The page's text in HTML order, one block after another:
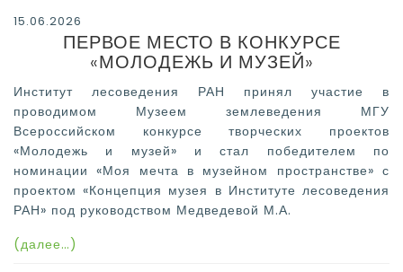
15.06.2026
ПЕРВОЕ МЕСТО В КОНКУРСЕ
«МОЛОДЕЖЬ И МУЗЕЙ»
Институт лесоведения РАН принял участие в
проводимом Музеем землеведения МГУ
Всероссийском конкурсе творческих проектов
«Молодежь и музей» и стал победителем по
номинации «Моя мечта в музейном пространстве» с
проектом «Концепция музея в Институте лесоведения
РАН» под руководством Медведевой М.А.
(далее…)